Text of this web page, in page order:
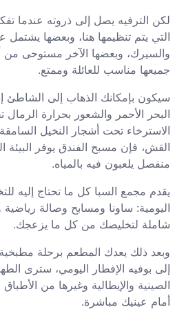
لكن الترفيه يصل إلى ذروته عندما
التي يتم تنظيمها هنا، وبعضها
والسيرك، وبعضها الآخر مستوحى من
جميعها مناسب للعائلة وممتع.
سيكون بإمكانك الذهاب إلى الشاطئ
البحر الأحمر والشعور بحرارة
الاسترخاء تحت أشجار النخيل
القش، فإن مسبح الفندق يوفر البيئة
منفصل يلعبون فيه بالمياه.
يقدم مجمع السبا كل ما تحتاج إليه
اليومية: ساونا ومسابح وصالة
شاملة لتخليصك من كل ما يزعجك.
وبعد ذلك يعدك المطعم برحلة مطبخية
إلى بوفيه الإفطار اليومي، سترى
الصينية والإيطالية وغيرها من
أمام عينيك مباشرة.